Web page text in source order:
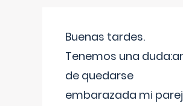
Buenas tardes.
Tenemos una
de quedarse
embarazada mi